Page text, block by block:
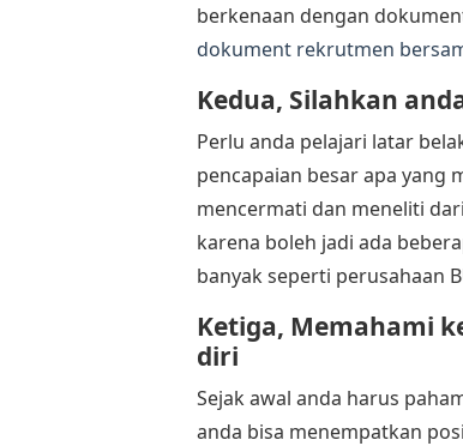
berkenaan dengan
dokument rekrutmen
Kedua, Silahkan
Perlu anda pelajari latar
pencapaian besar apa yang
mencermati dan meneliti
karena boleh jadi ada
banyak seperti perusahaan
Ketiga, Memahami
diri
Sejak awal anda harus
anda bisa menempatkan